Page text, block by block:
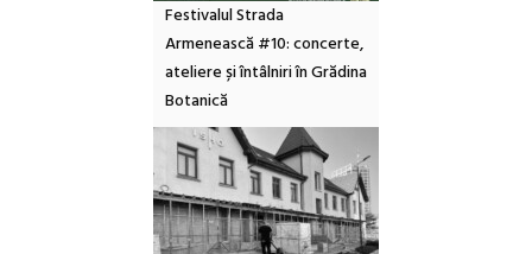
Festivalul Strada
Armenească #10: concerte,
ateliere și întâlniri în Grădina
Botanică